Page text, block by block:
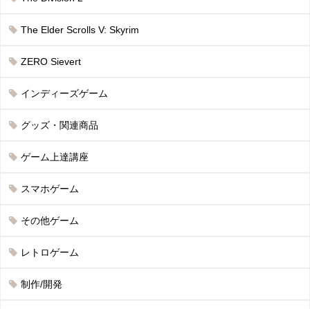
The Elder Scrolls V: Skyrim
ZERO Sievert
インディーズゲーム
グッズ・関連商品
ゲーム上達講座
スマホゲーム
その他ゲーム
レトロゲーム
制作/開発